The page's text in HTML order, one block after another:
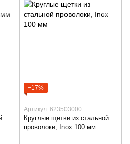
−17%
Артикул: 623503000
Круглые щетки из стальной
проволоки, Inox 100 мм